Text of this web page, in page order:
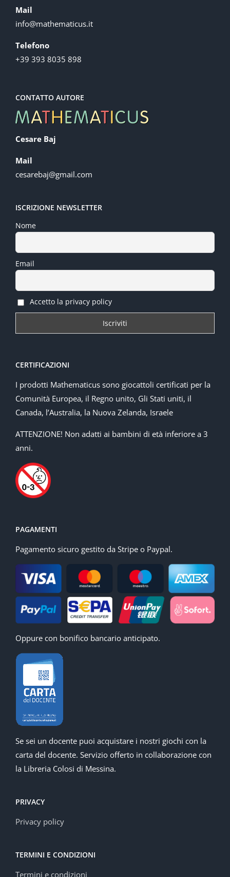
Mail
info@mathematicus.it
Telefono
+39 393 8035 898
CONTATTO AUTORE
Cesare Baj
Mail
cesarebaj@gmail.com
ISCRIZIONE NEWSLETTER
Nome
Email
Accetto la privacy policy
CERTIFICAZIONI
I prodotti Mathematicus sono giocattoli certificati per la
Comunità Europea, il Regno unito, Gli Stati uniti, il
Canada, l’Australia, la Nuova Zelanda, Israele
ATTENZIONE! Non adatti ai bambini di età inferiore a 3
anni.
PAGAMENTI
Pagamento sicuro gestito da Stripe o Paypal.
Oppure con bonifico bancario anticipato.
Se sei un docente puoi acquistare i nostri giochi con la
carta del docente. Servizio offerto in collaborazione con
la Libreria Colosi di Messina.
PRIVACY
Privacy policy
TERMINI E CONDIZIONI
Termini e condizioni